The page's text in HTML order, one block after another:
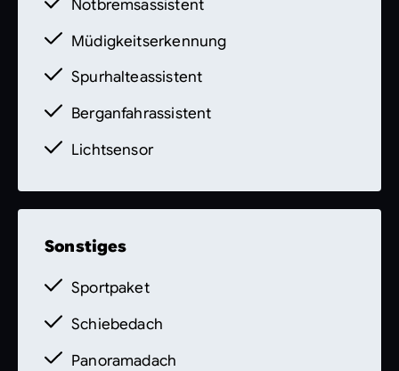
dient lediglich der allgemeinen
Identifizierung des Fahrzeuges und stellt
keine Gewährleistung im kaufrechtlichen
Sinne dar. Den genauen
Ausstattungsumfang erhalten Sie von unser
Notbremsassistent
Müdigkeitserkennung
Spurhalteassistent
Berganfahrassistent
Lichtsensor
Sonstiges
Sportpaket
Schiebedach
Panoramadach